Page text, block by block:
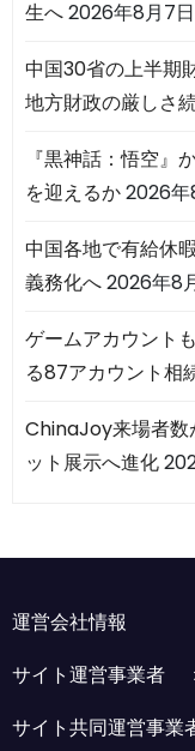
生へ2026年8月7日
中国30省の上半期
地方財政の厳しさ
『黒神話：悟空
を迎えるか2026年
中国各地で有給休
義務化へ2026年8
ゲームアカウント
る87アカウント相
ChinaJoy来場者
ット展示へ進化
運営会社情報
サイト運営事業者
サイト共同運営事